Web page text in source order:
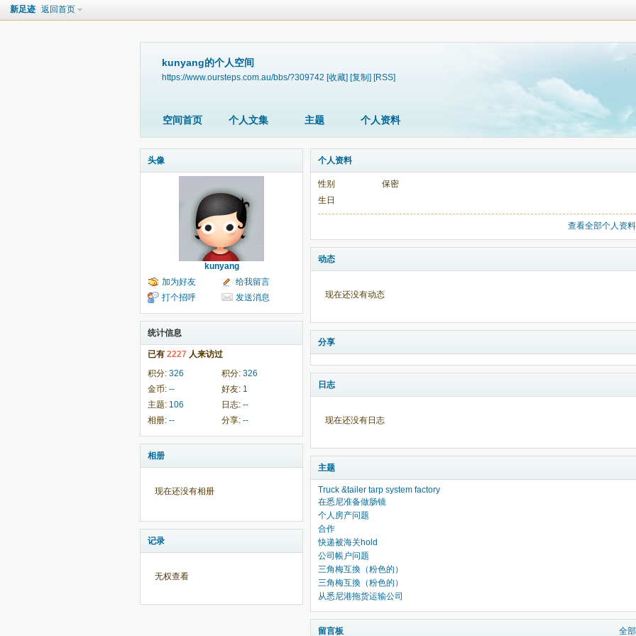
新足迹 返回首页
kunyang的个人空间
https://www.oursteps.com.au/bbs/?309742 [收藏] [复制] [RSS]
空间首页 个人文集 主题 个人资料
头像
kunyang
加为好友
给我留言
打个招呼
发送消息
统计信息
已有 2227 人来访过
积分: 326 积分: 326
金币: -- 好友: 1
主题: 106 日志: --
相册: -- 分享: --
相册
现在还没有相册
记录
无权查看
个人资料
性别
保密
生日
查看全部个人资料
动态
现在还没有动态
分享
日志
现在还没有日志
主题
Truck &tailer tarp system factory
在悉尼准备做肠镜
个人房产问题
合作
快递被海关hold
公司帳户问题
三角梅互換（粉色的）
三角梅互換（粉色的）
从悉尼港拖货运输公司
留言板 全部